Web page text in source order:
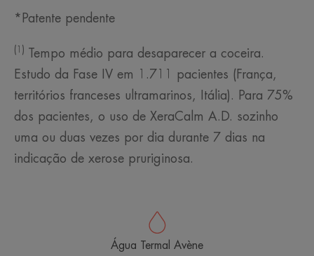
*Patente pendente
(1) Tempo médio para desaparecer a coceira.
Estudo da Fase IV em 1.711 pacientes (França,
territórios franceses ultramarinos, Itália). Para 75%
dos pacientes, o uso de XeraCalm A.D. sozinho
uma ou duas vezes por dia durante 7 dias na
indicação de xerose pruriginosa.
Água Termal Avène